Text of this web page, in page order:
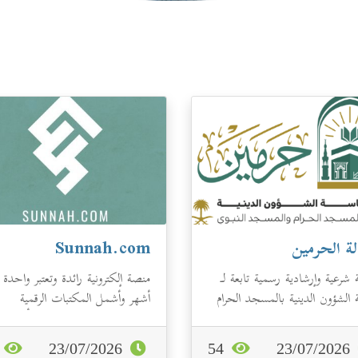
الحرمين
وإرشادية رسمية تابعة لـ
الشؤون الدينية بالمسجد الحرام
النبوي في المملكة الع...
Sunnah.com
منصة إلكترونية رائدة وتعتبر
أشهر وأشمل المكتبات الرقمية
المخصصة لجمع وبحث
النبوية...